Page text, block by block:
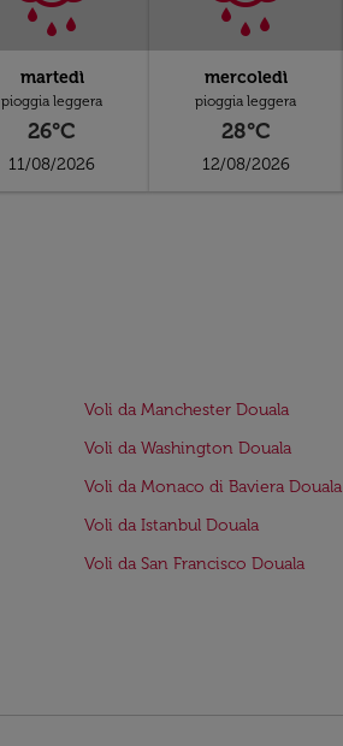
martedì
pioggia leggera
26°C
11/08/2026
mercoledì
pioggia leggera
28°C
12/08/2026
Voli da Manchester Douala
Voli da Washington Douala
Voli da Monaco di Baviera Douala
Voli da Istanbul Douala
Voli da San Francisco Douala